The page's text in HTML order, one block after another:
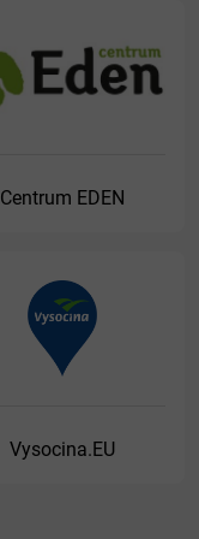
Centrum EDEN
Vysocina.EU